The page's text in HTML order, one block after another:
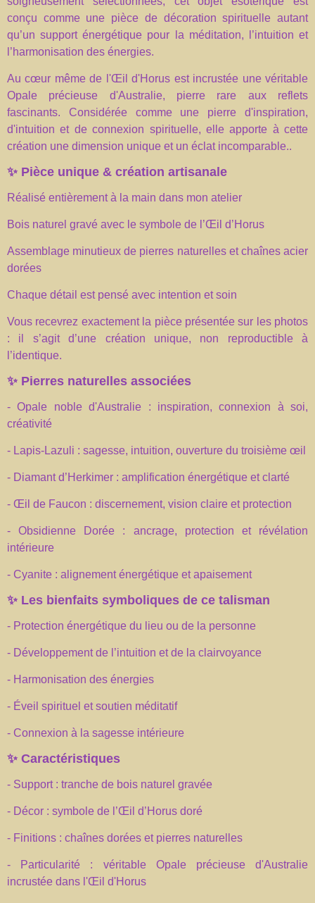
conçu comme une pièce de décoration spirituelle autant
qu’un support énergétique pour la méditation, l’intuition et
l’harmonisation des énergies.
Au cœur même de l'Œil d'Horus est incrustée une véritable
Opale précieuse d'Australie, pierre rare aux reflets
fascinants. Considérée comme une pierre d'inspiration,
d'intuition et de connexion spirituelle, elle apporte à cette
création une dimension unique et un éclat incomparable..
✨ Pièce unique & création artisanale
Réalisé entièrement à la main dans mon atelier
Bois naturel gravé avec le symbole de l’Œil d’Horus
Assemblage minutieux de pierres naturelles et chaînes acier
dorées
Chaque détail est pensé avec intention et soin
Vous recevrez exactement la pièce présentée sur les photos
: il s’agit d’une création unique, non reproductible à
l’identique.
✨ Pierres naturelles associées
- Opale noble d'Australie : inspiration, connexion à soi,
créativité
- Lapis-Lazuli : sagesse, intuition, ouverture du troisième œil
- Diamant d’Herkimer : amplification énergétique et clarté
- Œil de Faucon : discernement, vision claire et protection
- Obsidienne Dorée : ancrage, protection et révélation
intérieure
- Cyanite : alignement énergétique et apaisement
✨ Les bienfaits symboliques de ce talisman
- Protection énergétique du lieu ou de la personne
- Développement de l’intuition et de la clairvoyance
- Harmonisation des énergies
- Éveil spirituel et soutien méditatif
- Connexion à la sagesse intérieure
✨ Caractéristiques
- Support : tranche de bois naturel gravée
- Décor : symbole de l’Œil d’Horus doré
- Finitions : chaînes dorées et pierres naturelles
- Particularité : véritable Opale précieuse d'Australie
incrustée dans l'Œil d'Horus